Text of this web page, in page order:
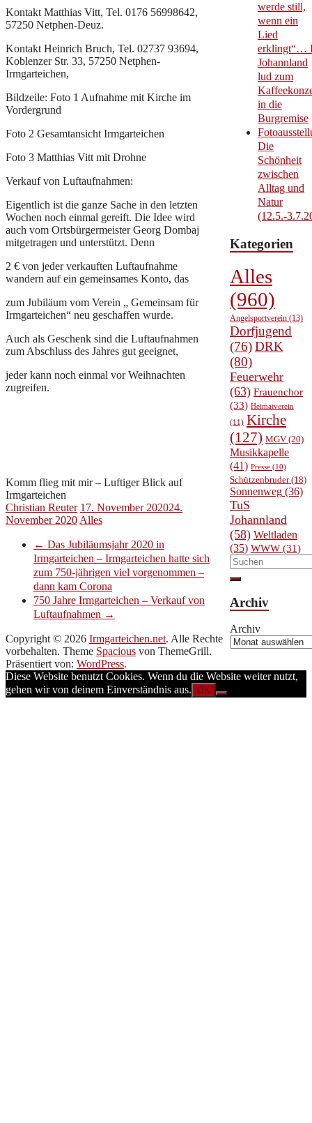
Kontakt Matthias Vitt, Tel. 0176 56998642,
57250 Netphen-Deuz.
Kontakt Heinrich Bruch, Tel. 02737 93694,
Koblenzer Str. 33, 57250 Netphen-
Irmgarteichen,
Bildzeile: Foto 1 Aufnahme mit Kirche im
Vordergrund
Foto 2 Gesamtansicht Irmgarteichen
Foto 3 Matthias Vitt mit Drohne
Verkauf von Luftaufnahmen:
Eigentlich ist die ganze Sache in den letzten
Wochen noch einmal gereift. Die Idee wird
auch vom Ortsbürgermeister Georg Dombaj
mitgetragen und unterstützt. Denn
2 € von jeder verkauften Luftaufnahme
wandern auf ein gemeinsames Konto, das
zum Jubiläum vom Verein „ Gemeinsam für
Irmgarteichen“ neu geschaffen wurde.
Auch als Geschenk sind die Luftaufnahmen
zum Abschluss des Jahres gut geeignet,
jeder kann noch einmal vor Weihnachten
zugreifen.
Komm flieg mit mir – Luftiger Blick auf
Irmgarteichen
Christian Reuter 17. November 202024.
November 2020 Alles
← Das Jubiläumsjahr 2020 in
Irmgarteichen – Irmgarteichen hatte sich
zum 750-jährigen viel vorgenommen –
dann kam Corona
750 Jahre Irmgarteichen – Verkauf von
Luftaufnahmen →
werde still,
wenn ein
Lied
erklingt“…
Johannland
lud zum
in die
Burgremise
Die
Schönheit
zwischen
Alltag und
Natur
(12.5.-
Kategorien
Alles
(960)
Angelsportverein(13)
Dorfjugend
(76)DRK
(80)
Feuerwehr
(63) Frauenchor
(33) Heimatverein
(11) Kirche
(127) MGV(20)
Musikkapelle
(41) Presse(10)
Schützenbruder(18)
Sonnenweg(36)
TuS
Johannland
(58) Weltladen
(35) WWW(31)
Archiv
Archiv
Copyright © 2026 Irmgarteichen.net. Alle Rechte
vorbehalten. Theme Spacious von ThemeGrill.
Präsentiert von: WordPress.
Diese Website benutzt Cookies. Wenn du die Website weiter nutzt,
gehen wir von deinem Einverständnis aus. OK